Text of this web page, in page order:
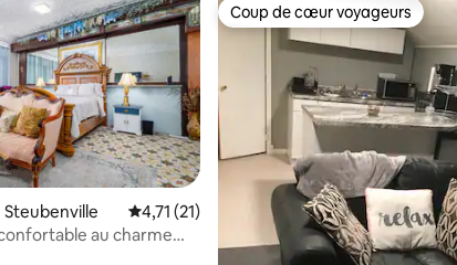
de 82 commentaires : 4,79 sur 5
Évaluation moyenne sur la base de 21
4,71 (21)
au charme
Coup de cœur voyageurs
Coup de cœur voyageurs